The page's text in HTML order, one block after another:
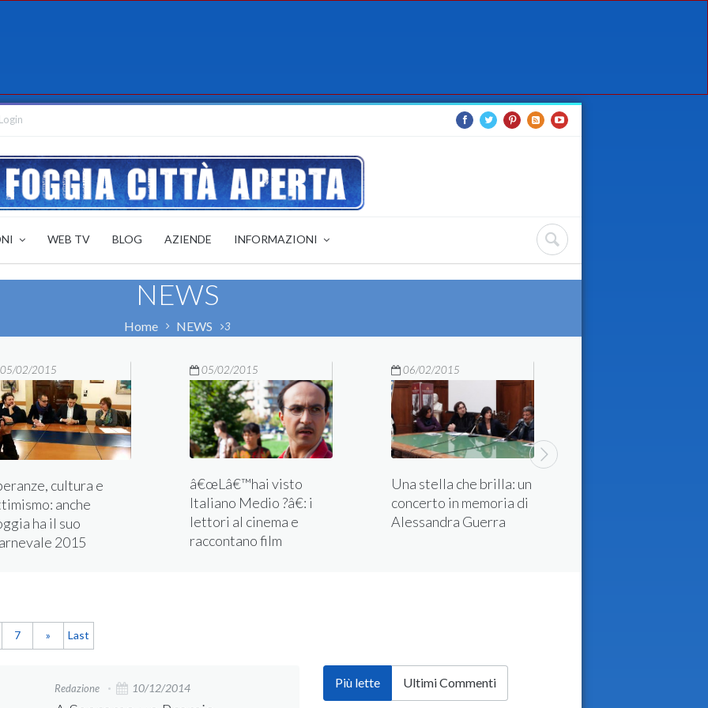
Login
WEB TV BLOG AZIENDE INFORMAZIONI
NEWS
Home NEWS 3
05/02/2015
cultura e
anche
ha il suo
2015
05/02/2015
â€œLâ€™hai visto
Italiano Medio ?â€: i
lettori al cinema e
raccontano film
06/02/2015
Una stella che brilla: un
concerto in memoria di
Alessandra Guerra
7 » Last
Redazione 10/12/2014 Più lette Ultimi Commenti